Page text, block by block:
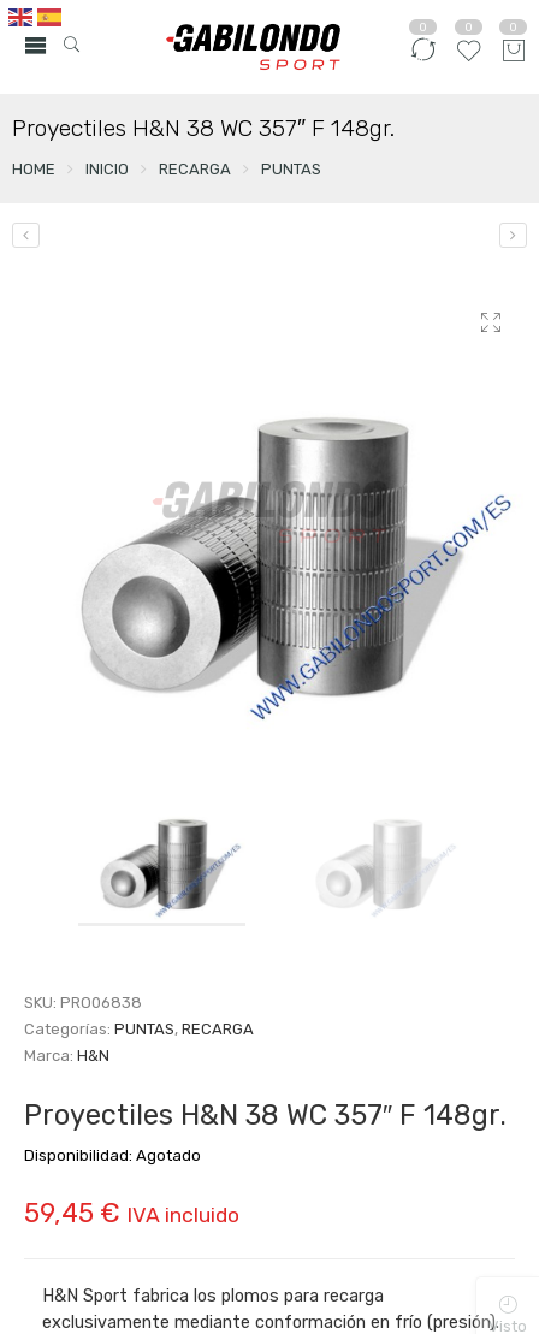
0 0 0
Proyectiles H&N 38 WC 357″ F 148gr.
HOME INICIO RECARGA PUNTAS
SKU: PRO06838
Categorías: PUNTAS, RECARGA
Marca: H&N
Proyectiles H&N 38 WC 357″ F 148gr.
Disponibilidad: Agotado
59,45 € IVA incluido
H&N Sport fabrica los plomos para recarga
exclusivamente mediante conformación en frío (presión).Visto